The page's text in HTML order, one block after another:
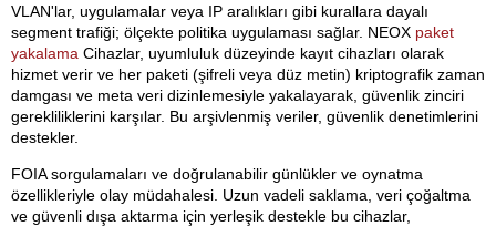
VLAN'lar, uygulamalar veya IP aralıkları gibi kurallara dayalı
segment trafiği; ölçekte politika uygulaması sağlar. NEOX paket
yakalama Cihazlar, uyumluluk düzeyinde kayıt cihazları olarak
hizmet verir ve her paketi (şifreli veya düz metin) kriptografik zaman
damgası ve meta veri dizinlemesiyle yakalayarak, güvenlik zinciri
gerekliliklerini karşılar. Bu arşivlenmiş veriler, güvenlik denetimlerini
destekler.
FOIA sorgulamaları ve doğrulanabilir günlükler ve oynatma
özellikleriyle olay müdahalesi. Uzun vadeli saklama, veri çoğaltma
ve güvenli dışa aktarma için yerleşik destekle bu cihazlar,